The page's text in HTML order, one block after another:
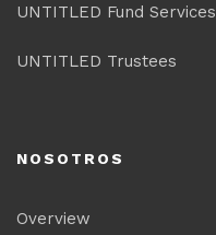
UNTITLED Fund Services
UNTITLED Trustees
NOSOTROS
Overview